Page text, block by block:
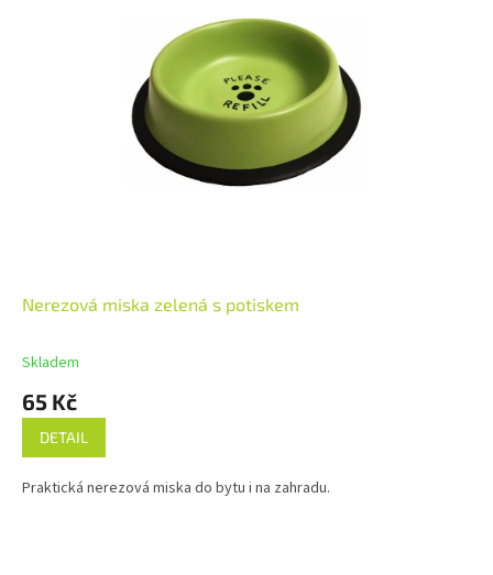
Nerezová miska zelená s potiskem
Skladem
65 Kč
DETAIL
Praktická nerezová miska do bytu i na zahradu.